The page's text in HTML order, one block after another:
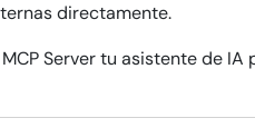
directamente.
Server tu asistente de